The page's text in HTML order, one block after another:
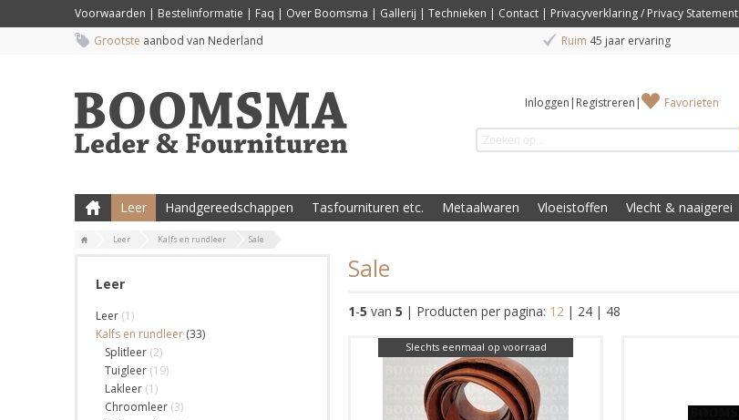
Voorwaarden | Bestelinformatie | Faq | Over Boomsma | Gallerij | Technieken | Contact | Privacyverklaring / Privacy Statement
Grootste aanbod van Nederland Ruim 45 jaar ervaring
Inloggen | Registreren | Favorieten
Leer Handgereedschappen Tasfournituren etc. Metaalwaren Vloeistoffen Vlecht & naaigerei
Leer Kalfs en rundleer Sale
Leer
Leer (1)
Kalfs en rundleer (33)
Splitleer (2)
Tuigleer (19)
Lakleer (1)
Chroomleer (3)
Sale
1-5 van 5 | Producten per pagina: 12 | 24 | 48
Slechts eenmaal op voorraad